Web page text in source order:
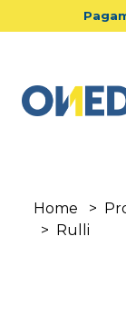
Salta al contenuto
Home >
>
Rulli